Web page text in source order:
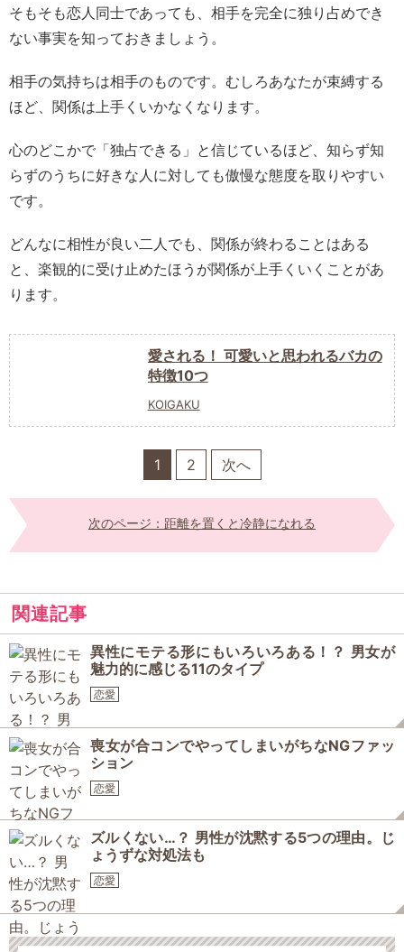
そもそも恋人同士であっても、相手を完全に独り占めでき
ない事実を知っておきましょう。
相手の気持ちは相手のものです。むしろあなたが束縛する
ほど、関係は上手くいかなくなります。
心のどこかで「独占できる」と信じているほど、知らず知
らずのうちに好きな人に対しても傲慢な態度を取りやすい
です。
どんなに相性が良い二人でも、関係が終わることはある
と、楽観的に受け止めたほうが関係が上手くいくことがあ
ります。
愛される！ 可愛いと思われるバカの
特徴10つ
KOIGAKU
1 2 次へ
次のページ：距離を置くと冷静になれる
関連記事
異性にモテる形にもいろいろある！？ 男女が
魅力的に感じる11のタイプ
恋愛
喪女が合コンでやってしまいがちなNGファッ
ション
恋愛
ズルくない…？ 男性が沈黙する5つの理由。じ
ょうずな対処法も
恋愛